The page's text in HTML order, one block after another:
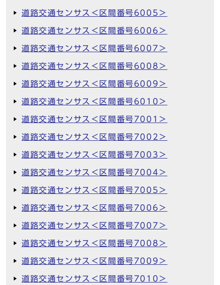
道路交通センサス＜区間番号6005＞
道路交通センサス＜区間番号6006＞
道路交通センサス＜区間番号6007＞
道路交通センサス＜区間番号6008＞
道路交通センサス＜区間番号6009＞
道路交通センサス＜区間番号6010＞
道路交通センサス＜区間番号7001＞
道路交通センサス＜区間番号7002＞
道路交通センサス＜区間番号7003＞
道路交通センサス＜区間番号7004＞
道路交通センサス＜区間番号7005＞
道路交通センサス＜区間番号7006＞
道路交通センサス＜区間番号7007＞
道路交通センサス＜区間番号7008＞
道路交通センサス＜区間番号7009＞
道路交通センサス＜区間番号7010＞